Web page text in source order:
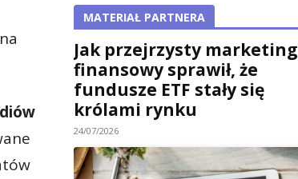
MATERIAŁ PARTNERA
Jak przejrzysty marketing
finansowy sprawił, że
fundusze ETF stały się
królami rynku
24/07/2026